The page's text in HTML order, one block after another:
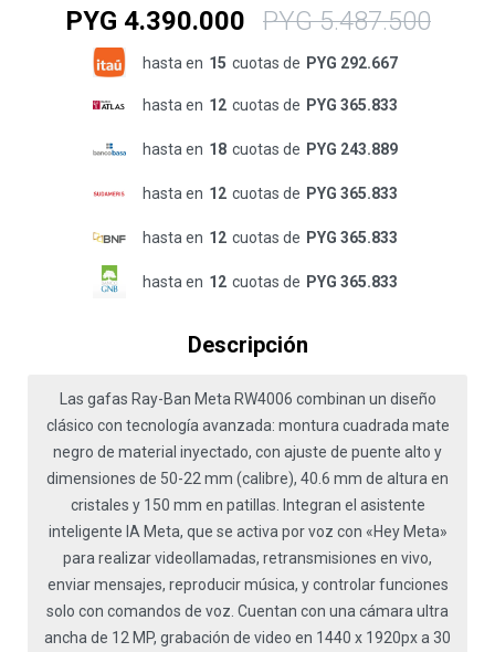
PYG 4.390.000 PYG 5.487.500
hasta en 15 cuotas de PYG 292.667
hasta en 12 cuotas de PYG 365.833
hasta en 18 cuotas de PYG 243.889
hasta en 12 cuotas de PYG 365.833
hasta en 12 cuotas de PYG 365.833
hasta en 12 cuotas de PYG 365.833
Descripción
Las gafas Ray-Ban Meta RW4006 combinan un diseño
clásico con tecnología avanzada: montura cuadrada mate
negro de material inyectado, con ajuste de puente alto y
dimensiones de 50-22 mm (calibre), 40.6 mm de altura en
cristales y 150 mm en patillas. Integran el asistente
inteligente IA Meta, que se activa por voz con «Hey Meta»
para realizar videollamadas, retransmisiones en vivo,
enviar mensajes, reproducir música, y controlar funciones
solo con comandos de voz. Cuentan con una cámara ultra
ancha de 12 MP, grabación de video en 1440 x 1920px a 30